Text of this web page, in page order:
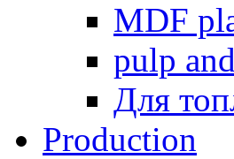
MDF
pulp
Для
Production